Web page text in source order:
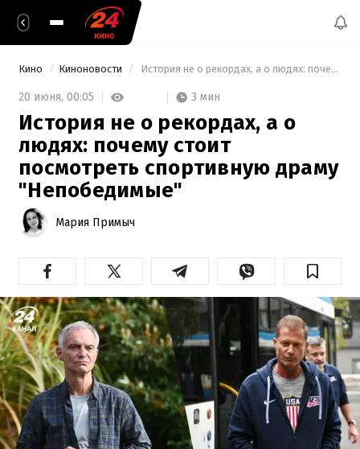
Кино Киноновости История не о рекордах, а о людях: почему стоит посмотреть спортивную драму "Непобедимые"
20 июня, 00:05 3 мин
История не о рекордах, а о
людях: почему стоит
посмотреть спортивную драму
"Непобедимые"
Мария Примыч